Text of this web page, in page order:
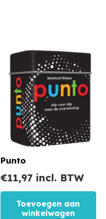
Punto
€11,97 incl. BTW
Toevoegen aan
winkelwagen